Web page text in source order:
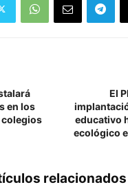
en los
El
educativo
ecológico
relacionados